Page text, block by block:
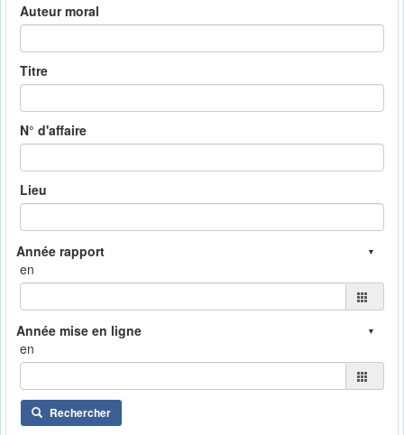
Auteur moral
Titre
N° d'affaire
Lieu
en
en
Rechercher